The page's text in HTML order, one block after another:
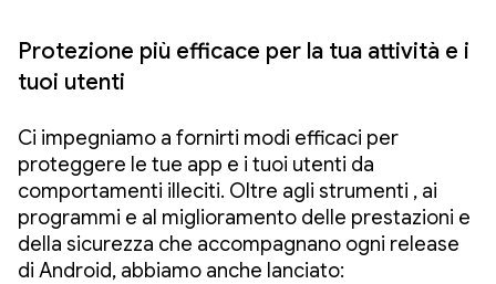
Protezione più efficace per la tua attività e i
tuoi utenti
Ci impegniamo a fornirti modi efficaci per
proteggere le tue app e i tuoi utenti da
comportamenti illeciti. Oltre agli strumenti , ai
programmi e al miglioramento delle prestazioni e
della sicurezza che accompagnano ogni release
di Android, abbiamo anche lanciato: